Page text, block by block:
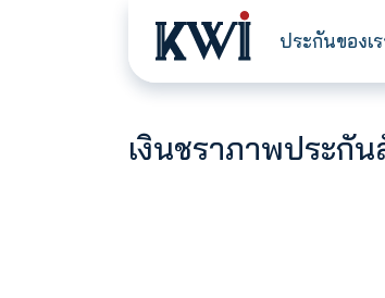
ประ
เงินชราภาพป